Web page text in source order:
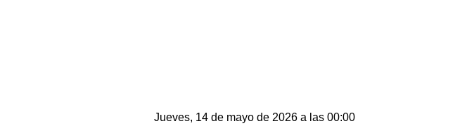
Jueves, 14 de mayo de 2026 a las 00:00